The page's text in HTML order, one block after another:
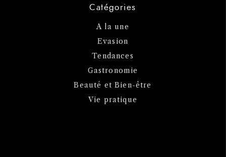
Catégories
A la une
Evasion
Tendances
Gastronomie
Beauté et Bien-être
Vie pratique